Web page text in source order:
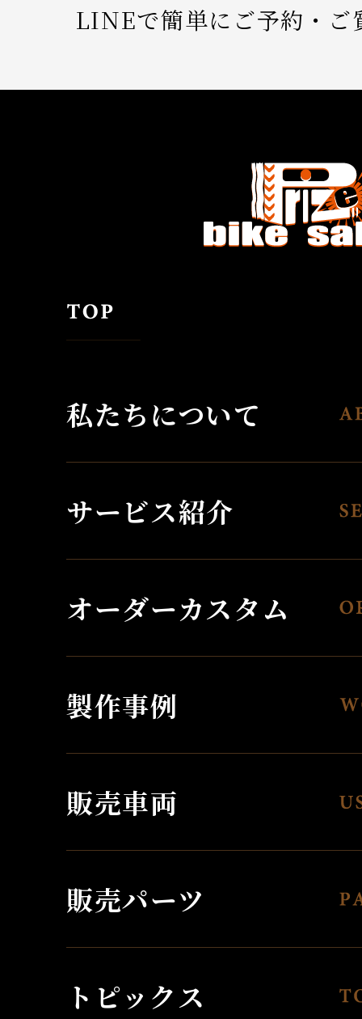
LINEで簡単にご予約・ご
私たちについて
サービス紹介
オーダーカスタム
製作事例
販売車両
販売パーツ
トピックス